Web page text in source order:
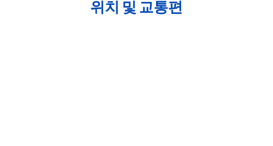
위치 및 교통편